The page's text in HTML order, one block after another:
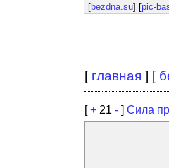
[bezdna.su] [pic-
[ главная ] [
[+ 21 - ] Сила